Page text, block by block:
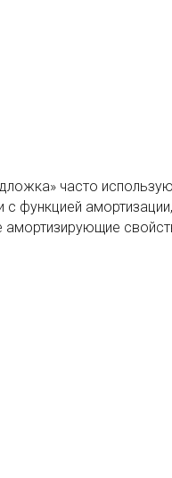
часто
функцией